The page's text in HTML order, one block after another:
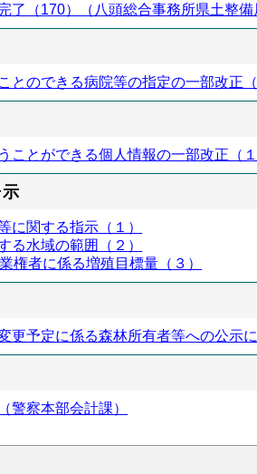
了（170）（八頭総合事務所県土整備
とのできる病院等の指定の一部改正（
ことができる個人情報の一部改正（
に関する指示（１）
る水域の範囲（２）
権者に係る増殖目標量（３）
更予定に係る森林所有者等への公示
警察本部会計課）